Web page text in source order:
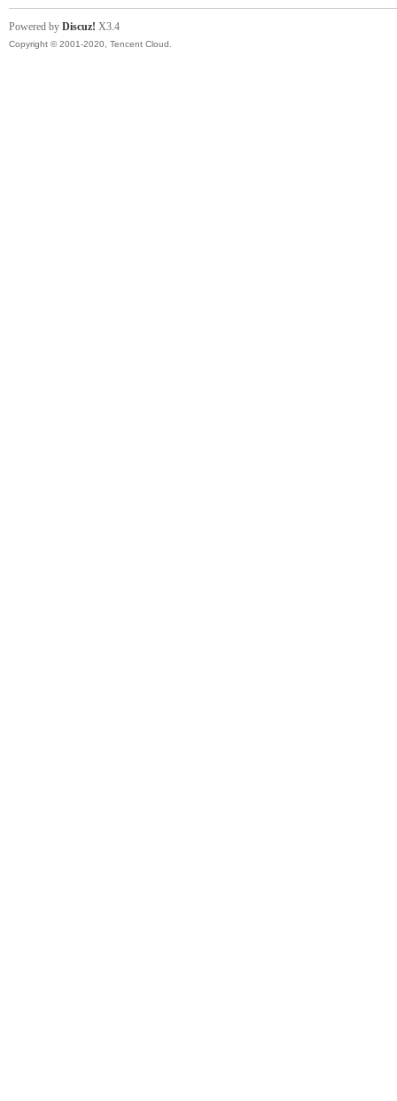
Powered by Discuz! X3.4
Copyright © 2001-2020, Tencent Cloud.